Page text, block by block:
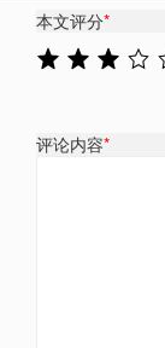
本文评分*
评论内容*